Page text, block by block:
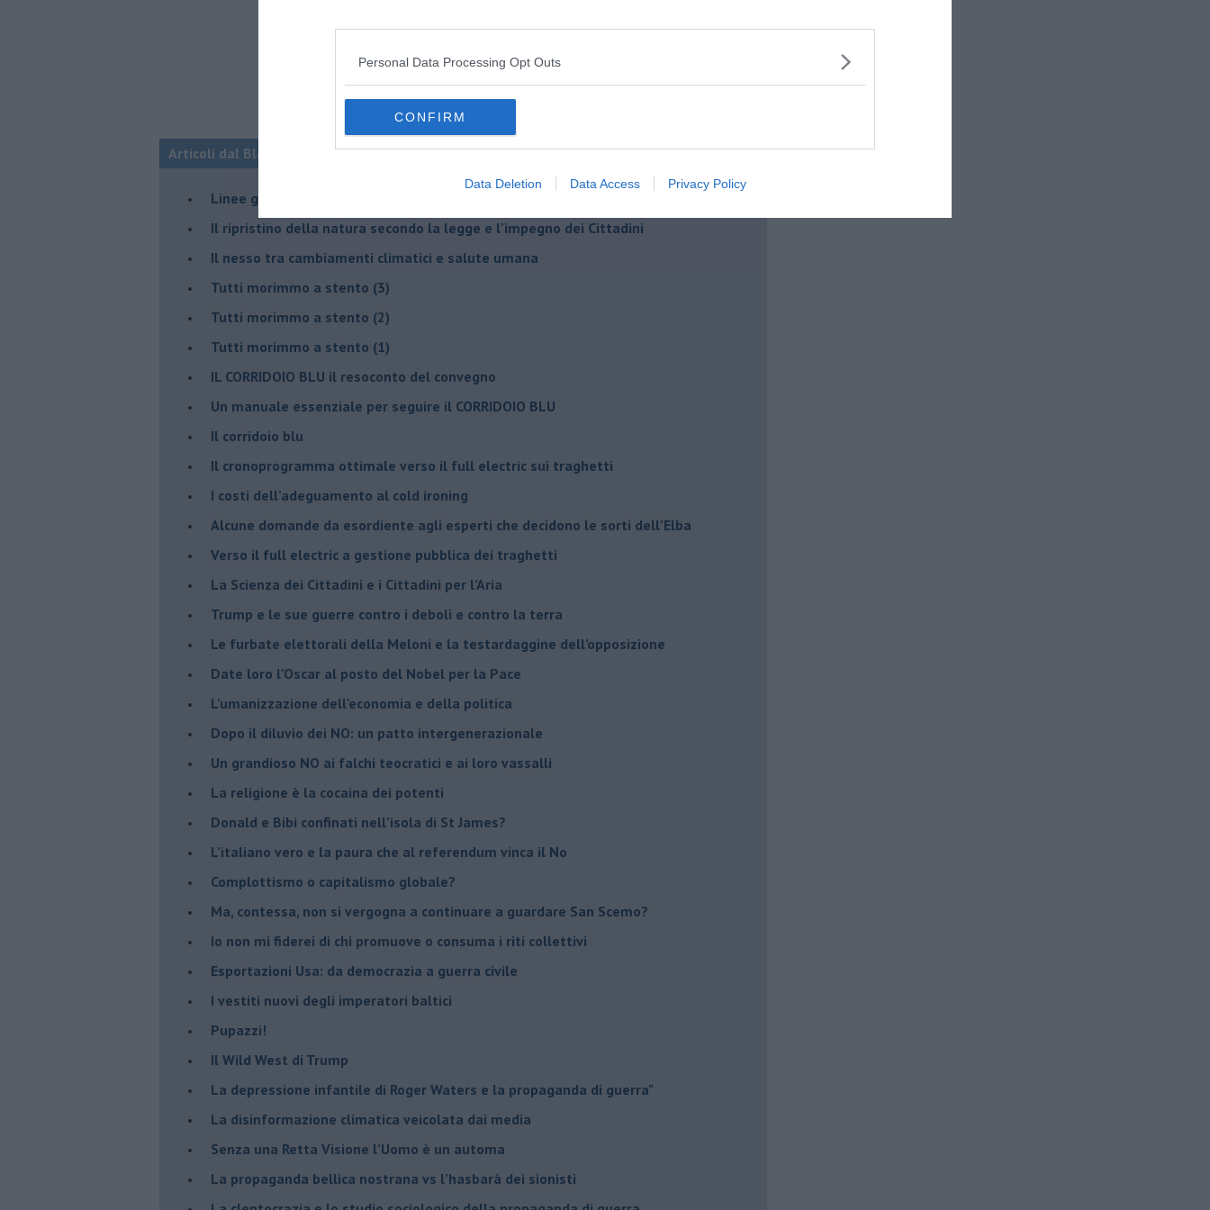
Personal Data Processing Opt Outs
CONFIRM
Data Deletion Data Access Privacy Policy
Articoli dal Blog “Disincantato” di Adolfo Santoro
​Linee guida per organizzare il civismo della complessità
​Il ripristino della natura secondo la legge e l’impegno dei Cittadini
Il nesso tra cambiamenti climatici e salute umana
Tutti morimmo a stento (3)
Tutti morimmo a stento (2)
​Tutti morimmo a stento (1)
IL CORRIDOIO BLU il resoconto del convegno
Un manuale essenziale per seguire il CORRIDOIO BLU
Il corridoio blu
​Il cronoprogramma ottimale verso il full electric sui traghetti
​I costi dell’adeguamento al cold ironing
Alcune domande da esordiente agli esperti che decidono le sorti dell’Elba
Verso il full electric a gestione pubblica dei traghetti​
​La Scienza dei Cittadini e i Cittadini per l’Aria
Trump e le sue guerre contro i deboli e contro la terra
​Le furbate elettorali della Meloni e la testardaggine dell’opposizione
​Date loro l’Oscar al posto del Nobel per la Pace
L'umanizzazione dell'economia e della politica
​Dopo il diluvio dei NO: un patto intergenerazionale
​Un grandioso NO ai falchi teocratici e ai loro vassalli
La religione è la cocaina dei potenti
Donald e Bibi confinati nell’isola di St James?
L’italiano vero e la paura che al referendum vinca il No
​Complottismo o capitalismo globale?
​Ma, contessa, non si vergogna a continuare a guardare San Scemo?
​Io non mi fiderei di chi promuove o consuma i riti collettivi
Esportazioni Usa: da democrazia a guerra civile
​I vestiti nuovi degli imperatori baltici
​Pupazzi!
​Il Wild West di Trump
​La depressione infantile di Roger Waters e la propaganda di guerra"
​La disinformazione climatica veicolata dai media
Senza una Retta Visione l’Uomo è un automa
​La propaganda bellica nostrana vs l’hasbarà dei sionisti